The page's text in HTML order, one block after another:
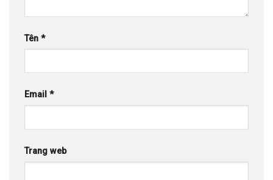
Tên *
Email *
Trang web